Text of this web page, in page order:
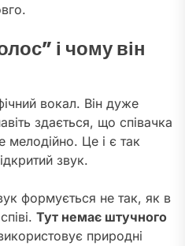
і чому він
вокал. Він дуже
здається, що співачка
мелодійно. Це і є так
звук.
формується не так, як в
Тут немає штучного
природні